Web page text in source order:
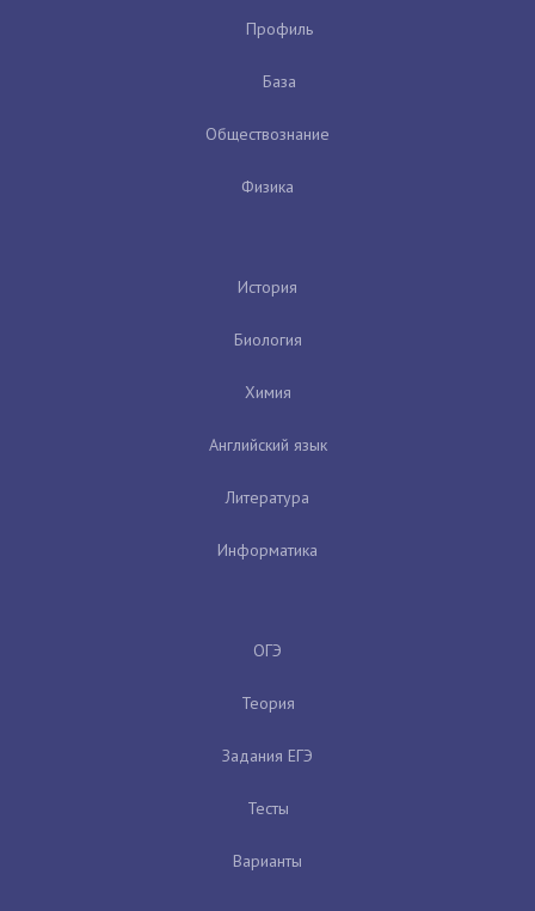
Профиль
База
Обществознание
Физика
История
Биология
Химия
Английский язык
Литература
Информатика
ОГЭ
Теория
Задания ЕГЭ
Тесты
Варианты